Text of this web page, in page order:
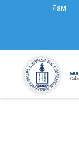
Яам